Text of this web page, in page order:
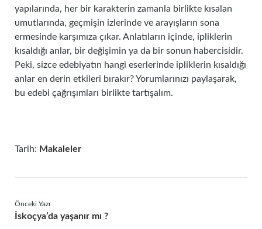
yapılarında, her bir karakterin zamanla birlikte kısalan
umutlarında, geçmişin izlerinde ve arayışların sona
ermesinde karşımıza çıkar. Anlatıların içinde, ipliklerin
kısaldığı anlar, bir değişimin ya da bir sonun habercisidir.
Peki, sizce edebiyatın hangi eserlerinde ipliklerin kısaldığı
anlar en derin etkileri bırakır? Yorumlarınızı paylaşarak,
bu edebi çağrışımları birlikte tartışalım.
Tarih: Makaleler
Önceki Yazı
İskoçya’da yaşanır mı ?